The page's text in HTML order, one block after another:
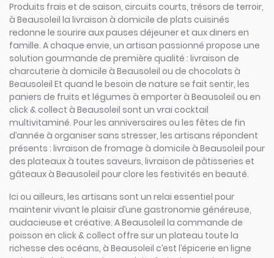
Produits frais et de saison, circuits courts, trésors de terroir,
à Beausoleil la livraison à domicile de plats cuisinés
redonne le sourire aux pauses déjeuner et aux diners en
famille. A chaque envie, un artisan passionné propose une
solution gourmande de première qualité : livraison de
charcuterie à domicile à Beausoleil ou de chocolats à
Beausoleil Et quand le besoin de nature se fait sentir, les
paniers de fruits et légumes à emporter à Beausoleil ou en
click & collect à Beausoleil sont un vrai cocktail
multivitaminé. Pour les anniversaires ou les fêtes de fin
d’année à organiser sans stresser, les artisans répondent
présents : livraison de fromage à domicile à Beausoleil pour
des plateaux à toutes saveurs, livraison de pâtisseries et
gâteaux à Beausoleil pour clore les festivités en beauté.
Ici ou ailleurs, les artisans sont un relai essentiel pour
maintenir vivant le plaisir d’une gastronomie généreuse,
audacieuse et créative. A Beausoleil la commande de
poisson en click & collect offre sur un plateau toute la
richesse des océans, à Beausoleil c’est l’épicerie en ligne